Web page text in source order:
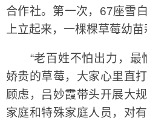
合作社。第一次，67座雪
上立起来，一棵棵草莓幼苗
“老百姓不怕出力，最
娇贵的草莓，大家心里直
顾虑，吕妙霞带头开展大
家庭和特殊家庭人员，对